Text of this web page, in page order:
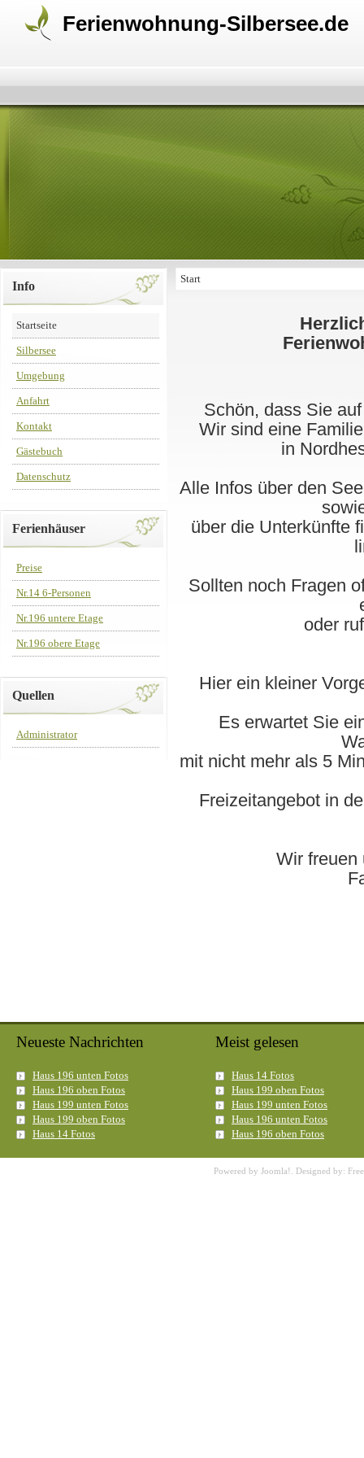
Ferienwohnung-Silbersee.de
Info
Startseite
Silbersee
Umgebung
Anfahrt
Kontakt
Gästebuch
Datenschutz
Ferienhäuser
Preise
Nr.14 6-Personen
Nr.196 untere Etage
Nr.196 obere Etage
Quellen
Administrator
Start
Schön, dass Sie
Wir sind eine
in
Alle Infos über den
über die Unterkünfte
Sollten noch Fragen
oder
Hier ein kleiner
Es erwartet Sie
mit nicht mehr als 5
Freizeitangebot in
Wir freuen
Neueste Nachrichten
Haus 196 unten Fotos
Haus 196 oben Fotos
Haus 199 unten Fotos
Haus 199 oben Fotos
Haus 14 Fotos
Meist gelesen
Haus 14 Fotos
Haus 199 oben Fotos
Haus 199 unten Fotos
Haus 196 unten Fotos
Haus 196 oben Fotos
Powered byJoomla! . Designed by: